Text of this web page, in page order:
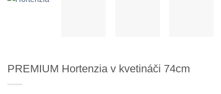
PREMIUM Hortenzia v kvetináči 74cm